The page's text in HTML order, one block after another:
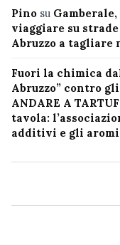
Pino su
viaggiare su
Abruzzo a tagliare
Fuori la chimica
Abruzzo” contro
ANDARE A
tavola:
additivi e gli